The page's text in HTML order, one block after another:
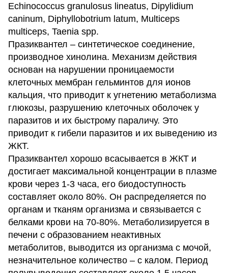
Echinococcus granulosus lineatus, Dipylidium
caninum, Diphyllobotrium latum, Multiceps
multiceps, Taenia spp.
Празиквантел – синтетическое соединение,
производное хинолина. Механизм действия
основан на нарушении проницаемости
клеточных мембран гельминтов для ионов
кальция, что приводит к угнетению метаболизма
глюкозы, разрушению клеточных оболочек у
паразитов и их быстрому параличу. Это
приводит к гибели паразитов и их выведению из
ЖКТ.
Празиквантел хорошо всасывается в ЖКТ и
достигает максимальной концентрации в плазме
крови через 1-3 часа, его биодоступность
составляет около 80%. Он распределяется по
органам и тканям организма и связывается с
белками крови на 70-80%. Метаболизируется в
печени с образованием неактивных
метаболитов, выводится из организма с мочой,
незначительное количество – с калом. Период